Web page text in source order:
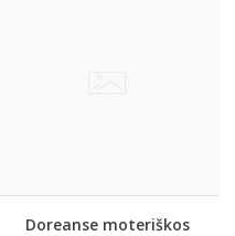
Doreanse moteriškos